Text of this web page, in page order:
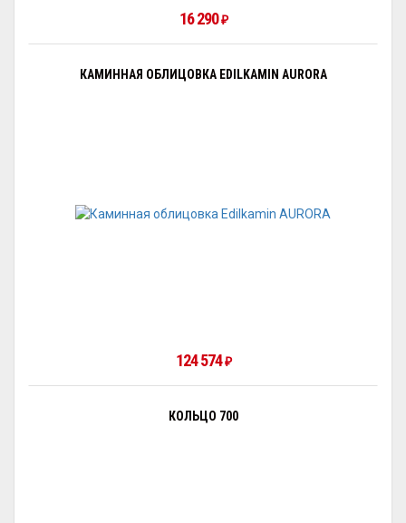
16 290₽
КАМИННАЯ ОБЛИЦОВКА EDILKAMIN AURORA
124 574₽
КОЛЬЦО 700